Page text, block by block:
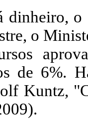
dinheiro,
o
de 6%.
Kuntz,